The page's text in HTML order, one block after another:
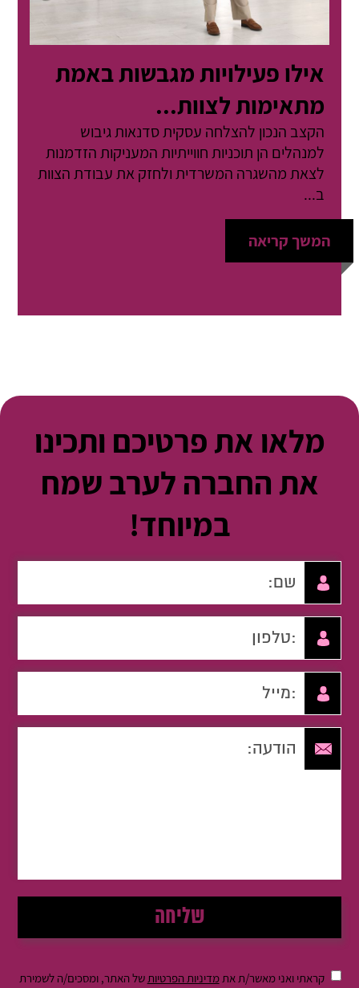
אילו פעילויות מגבשות באמת
מתאימות לצוות...
הקצב הנכון להצלחה עסקית סדנאות גיבוש
למנהלים הן תוכניות חווייתיות המעניקות הזדמנות
לצאת מהשגרה המשרדית ולחזק את עבודת הצוות
ב...
המשך קריאה
מלאו את פרטיכם ותכינו
את החברה לערב שמח
במיוחד!
קראתי ואני מאשר/ת אתמדיניות הפרטיות של האתר, ומסכים/ה לשמירת